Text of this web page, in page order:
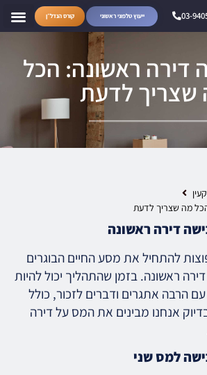
03- ייעוץ טלפוני ראשוני קורס הנדל״ן
דירה ראשונה: הכל
שצריך לדעת
מה שצריך לדעת
דירה ראשונה
להתחיל את מסע החיים הבוגרים
ראשונה. בזמן שהתהליך יכול להיות
הרבה אתגרים ודברים לזכור, כולל
אנחנו מבינים את המס על דירה
למס שני